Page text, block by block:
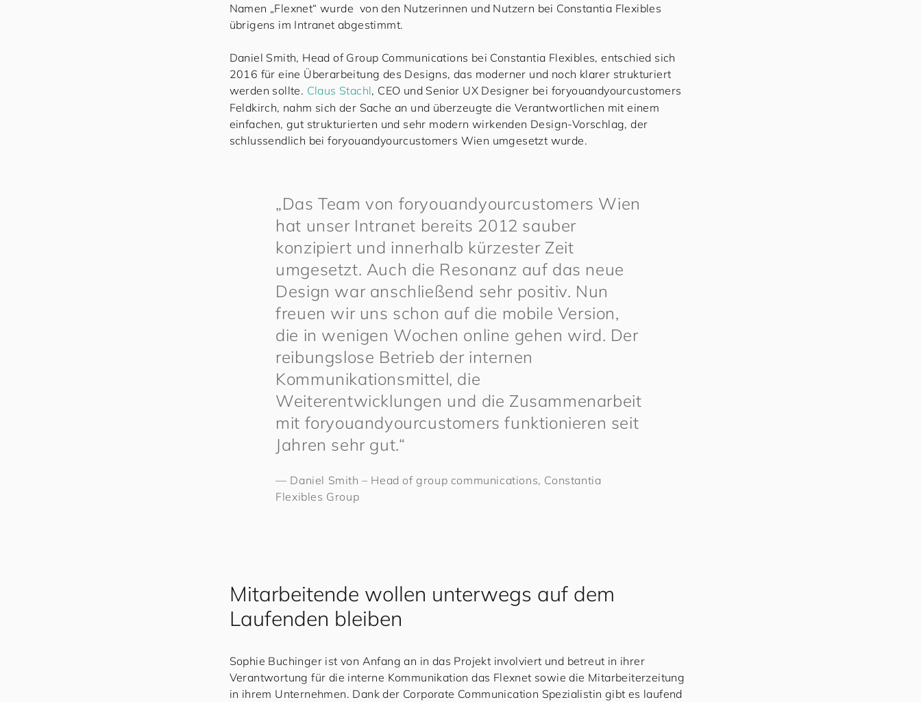
Namen „Flexnet“ wurde von den Nutzerinnen und Nutzern bei Constantia Flexibles
übrigens im Intranet abgestimmt.
Daniel Smith, Head of Group Communications bei Constantia Flexibles, entschied sich
2016 für eine Überarbeitung des Designs, das moderner und noch klarer strukturiert
werden sollte. Claus Stachl, CEO und Senior UX Designer bei foryouandyourcustomers
Feldkirch, nahm sich der Sache an und überzeugte die Verantwortlichen mit einem
einfachen, gut strukturierten und sehr modern wirkenden Design-Vorschlag, der
schlussendlich beiforyouandyourcustomers Wien umgesetzt wurde.
„Das Team von foryouandyourcustomers Wien
hat unser Intranet bereits 2012 sauber
konzipiert und innerhalb kürzester Zeit
umgesetzt. Auch die Resonanz auf das neue
Design war anschließend sehr positiv. Nun
freuen wir uns schon auf die mobile Version,
die in wenigen Wochen online gehen wird. Der
reibungslose Betrieb der internen
Kommunikationsmittel, die
Weiterentwicklungen und die Zusammenarbeit
mit foryouandyourcustomers funktionieren seit
Jahren sehr gut.“
— Daniel Smith – Head of group communications, Constantia
Flexibles Group
Mitarbeitende wollen unterwegs auf dem
Laufenden bleiben
Sophie Buchinger ist von Anfang an in das Projekt involviert und betreut in ihrer
Verantwortung für die interne Kommunikation das Flexnet sowie die Mitarbeiterzeitung
in ihrem Unternehmen. Dank der Corporate Communication Spezialistin gibt es laufend